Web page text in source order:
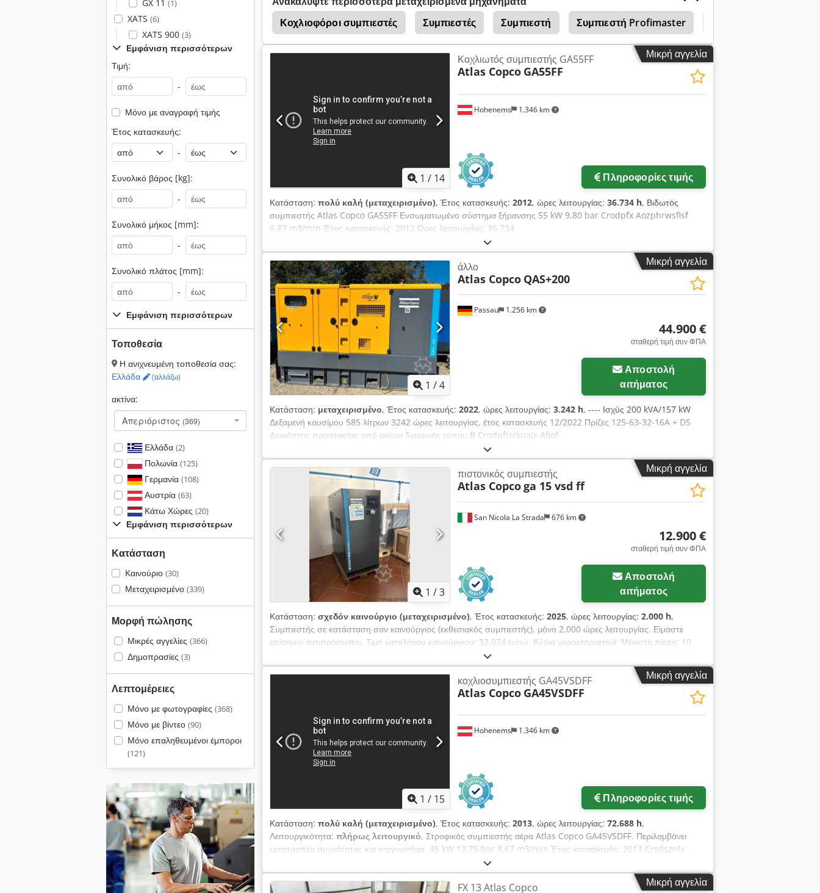
GX 11 (1)
XATS (6)
XATS 900 (3)
Εμφάνιση περισσότερων
Τιμή:
-
Μόνο με αναγραφή τιμής
Έτος κατασκευής:
-
Συνολικό βάρος [kg]:
-
Συνολικό μήκος [mm]:
-
Συνολικό πλάτος [mm]:
-
Εμφάνιση περισσότερων
Τοποθεσία
Η ανιχνευμένη τοποθεσία σας:
Ελλάδα
(αλλάζω)
ακτίνα:
Απεριόριστος (369)
Ελλάδα (2)
Πολωνία (125)
Γερμανία (108)
Αυστρία (63)
Κάτω Χώρες (20)
Εμφάνιση περισσότερων
Κατάσταση
Καινούριο (30)
Μεταχειρισμένο (339)
Μορφή πώλησης
Μικρές αγγελίες (366)
Δημοπρασίες (3)
Λεπτομέρειες
Μόνο με φωτογραφίες (368)
Μόνο με βίντεο (90)
Μόνο επαληθευμένοι έμποροι
(121)
Κοχλιοφόροι συμπιεστές
Συμπιεστές Συμπιεστή Συμπιεστή Profimaster
Αφυγραντήρας
Μικρή αγγελία
1 / 14
Hohenems 1.346 km
Κοχλιωτός συμπιεστής GA55FF
Atlas Copco GA55FF
Πληροφορίες τιμής
Κατάσταση: πολύ καλή (μεταχειρισμένο), Έτος κατασκευής: 2012, ώρες λειτουργίας: 36.734 h, Βιδωτός
συμπιεστής Atlas Copco GA55FF Ενσωματωμένο σύστημα ξήρανσης 55 kW 9,80 bar Crodpfx Aozphrwsfisf
8,87 m3/min Έτος κατασκευής: 2012 Ώρες λειτουργίας: 36.734
Μικρή αγγελία
1 /4
Passau 1.256 km
άλλο
Atlas Copco QAS+200
44.900 €
σταθερή τιμή συν ΦΠΑ
Αποστολή
αιτήματος
Κατάσταση: μεταχειρισμένο, Έτος κατασκευής: 2022, ώρες λειτουργίας: 3.242 h, ---- Ισχύς 200 kVA/157 kW
Δεξαμενή καυσίμου 585 λίτρων 3242 ώρες λειτουργίας, έτος κατασκευής 12/2022 Πρίζες 125-63-32-16A + DS
Διακόπτης προστασίας από ρεύμα διαρροής τύπου Β Crodpfjzrkuajx Afiof
Μικρή αγγελία
1 /3
San Nicola La Strada 676 km
πιστονικός συμπιεστής
Atlas Copcoga 15 vsd ff
12.900 €
σταθερή τιμή συν ΦΠΑ
Αποστολή
αιτήματος
Κατάσταση: σχεδόν καινούργιο (μεταχειρισμένο), Έτος κατασκευής: 2025, ώρες λειτουργίας: 2.000 h,
Συμπιεστής σε κατάσταση σαν καινούργιος (εκθεσιακός συμπιεστής), μόνο 2.000 ώρες λειτουργίας. Είμαστε
επίσημοι αντιπρόσωποι. Τιμή καταλόγου καινούργιου: 32.074 ευρώ. Κύρια χαρακτηριστικά: Μέγιστη πίεση: 10
bar Ισχύς: 15kW / 20 HP Crsdpfx Afszdf Iyoisf Παροχή: 2.940 λίτρα/λεπτό
Μικρή αγγελία
1 / 15
Hohenems 1.346 km
κοχλιοσυμπιεστής GA45VSDFF
Atlas Copco GA45VSDFF
Πληροφορίες τιμής
Κατάσταση: πολύ καλή (μεταχειρισμένο), Έτος κατασκευής: 2013, ώρες λειτουργίας: 72.688 h,
Λειτουργικότητα: πλήρως λειτουργικό, Στροφικός συμπιεστής αέρα Atlas Copco GA45VSDFF. Περιλαμβάνει
μετατροπέα συχνότητας και στεγνωτήρα. 45 kW 12,75 bar 8,67 m3/min Έτος κατασκευής: 2013 Crsdsznlx
Μικρή αγγελία
FX 13 Atlas Copco